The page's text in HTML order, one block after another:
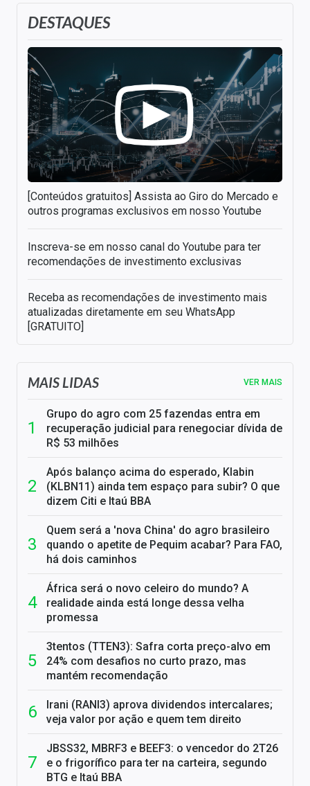
DESTAQUES
[Conteúdos gratuitos] Assista ao Giro do Mercado e
outros programas exclusivos em nosso Youtube
Inscreva-se em nosso canal do Youtube para ter
recomendações de investimento exclusivas
Receba as recomendações de investimento mais
atualizadas diretamente em seu WhatsApp
[GRATUITO]
MAIS LIDAS VER MAIS
Grupo do agro com 25 fazendas entra em
recuperação judicial para renegociar dívida de
R$ 53 milhões
Após balanço acima do esperado, Klabin
(KLBN11) ainda tem espaço para subir? O que
dizem Citi e Itaú BBA
Quem será a 'nova China' do agro brasileiro
quando o apetite de Pequim acabar? Para FAO,
há dois caminhos
África será o novo celeiro do mundo? A
realidade ainda está longe dessa velha
promessa
3tentos (TTEN3): Safra corta preço-alvo em
24% com desafios no curto prazo, mas
mantém recomendação
Irani (RANI3) aprova dividendos intercalares;
veja valor por ação e quem tem direito
JBSS32, MBRF3 e BEEF3: o vencedor do 2T26
e o frigorífico para ter na carteira, segundo
BTG e Itaú BBA